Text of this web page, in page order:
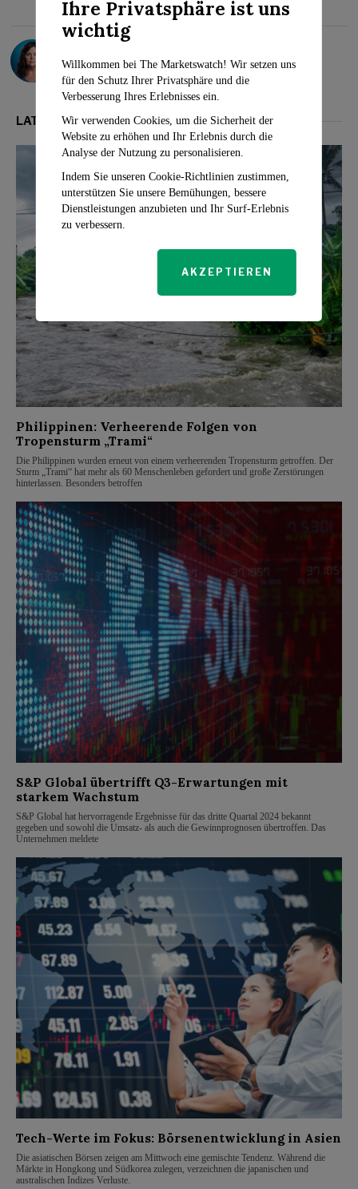
Sarah Travers
LATEST FROM WIRTSCHAFT
Philippinen: Verheerende Folgen von
Tropensturm „Trami“
Die Philippinen wurden erneut von einem verheerenden Tropensturm getroffen. Der
Sturm „Trami“ hat mehr als 60 Menschenleben gefordert und große Zerstörungen
hinterlassen. Besonders betroffen
S&P Global übertrifft Q3-Erwartungen mit
starkem Wachstum
S&P Global hat hervorragende Ergebnisse für das dritte Quartal 2024 bekannt
gegeben und sowohl die Umsatz- als auch die Gewinnprognosen übertroffen. Das
Unternehmen meldete
Tech-Werte im Fokus: Börsenentwicklung in Asien
Die asiatischen Börsen zeigen am Mittwoch eine gemischte Tendenz. Während die
Märkte in Hongkong und Südkorea zulegen, verzeichnen die japanischen und
australischen Indizes Verluste.
Ihre Privatsphäre ist uns
wichtig
Willkommen bei The Marketswatch! Wir setzen uns
für den Schutz Ihrer Privatsphäre und die
Verbesserung Ihres Erlebnisses ein.
Wir verwenden Cookies, um die Sicherheit der
Website zu erhöhen und Ihr Erlebnis durch die
Analyse der Nutzung zu personalisieren.
Indem Sie unseren Cookie-Richtlinien zustimmen,
unterstützen Sie unsere Bemühungen, bessere
Dienstleistungen anzubieten und Ihr Surf-Erlebnis
zu verbessern.
AKZEPTIEREN